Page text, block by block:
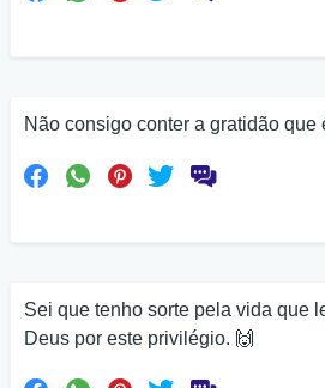
Não consigo conter a gratidão que
Sei que tenho sorte pela vida que
Deus por este privilégio. 🙌